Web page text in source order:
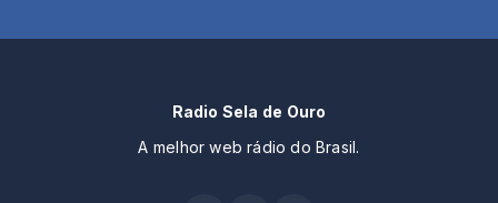
Radio Sela de Ouro
A melhor web rádio do Brasil.